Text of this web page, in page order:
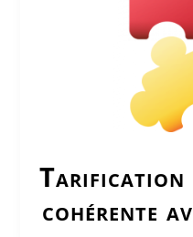
Tarification
cohérente